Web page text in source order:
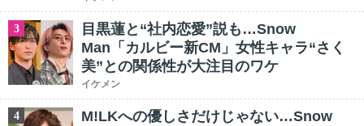
3
目黒蓮と“社内恋愛”説も…Snow
Man「カルビー新CM」女性キャラ“さく
美”との関係性が大注目のワケ
イケメン
4
M!LKへの優しさだけじゃない…Snow